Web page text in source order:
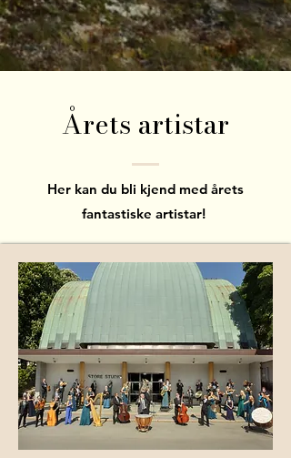
Årets artistar
Her kan du bli kjend med årets
fantastiske artistar!